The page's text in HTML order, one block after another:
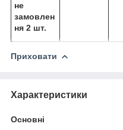
не
замовлен
ня 2 шт.
Приховати
Характеристики
Основні